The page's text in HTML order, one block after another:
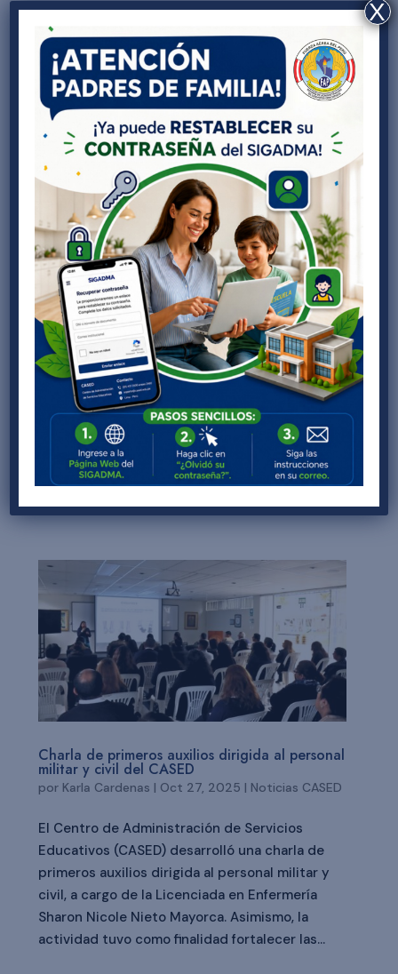
La Institución Educativa “Capitán FAP José
Abelardo Quiñones Gonzales” avanza en su
proceso de certificación internacional de
calidad educativa
porKarla Cardenas|Nov 1, 2025|Noticias CASED
El Centro de Administración de Servicios
Educativos de la FAP (CASED), a través del
Departamento de Innovación y Calidad
Educativa como parte del proceso de la
Certificación Internacional de los Procesos
para la Mejora Continua en la IE “Capitán FAP
José Abelardo...
Charla de primeros auxilios dirigida al personal
militar y civil del CASED
por Karla Cardenas | Oct 27, 2025 | Noticias CASED
El Centro de Administración de Servicios
Educativos (CASED) desarrolló una charla de
primeros auxilios dirigida al personal militar y
civil, a cargo de la Licenciada en Enfermería
Sharon Nicole Nieto Mayorca. Asimismo, la
actividad tuvo como finalidad fortalecer las...
X